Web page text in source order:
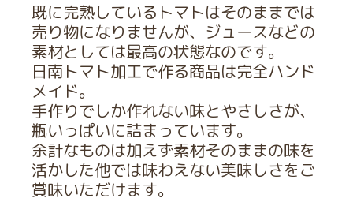
既に完熟しているトマトはそのままでは
売り物になりませんが、ジュースなどの
素材としては最高の状態なのです。
日南トマト加工で作る商品は完全ハンド
メイド。
手作りでしか作れない味とやさしさが、
瓶いっぱいに詰まっています。
余計なものは加えず素材そのままの味を
活かした他では味わえない美味しさをご
賞味いただけます。